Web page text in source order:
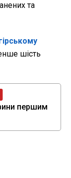
та
шість
першим